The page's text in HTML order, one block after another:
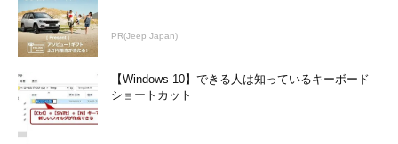
変な危険性を持つことになる。別のPCのアカウントなのに、ま
るでローカルと同じように扱われるからだ（例えばリムーバブ
ル・メディア上の暗号化されたファイルなどが、別のコンピュー
このような状況が発生する可能性があるため、複製したディス
ク環境のWindows OSに対して、元となるコンピュータのSIDな
PR(Jeep Japan)
【Windows 10】できる人は知っているキーボード
ショートカット